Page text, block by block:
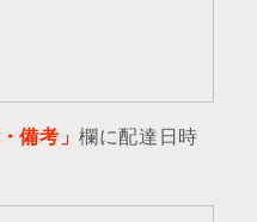
備考」欄に配達日時